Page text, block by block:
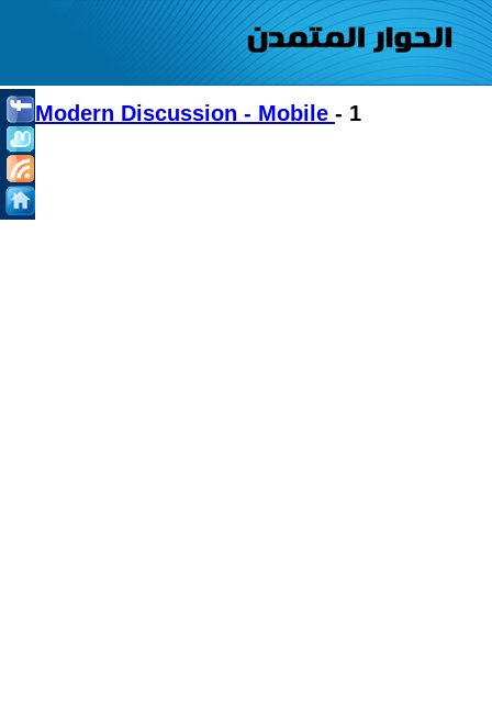
Modern Discussion - Mobile - 1